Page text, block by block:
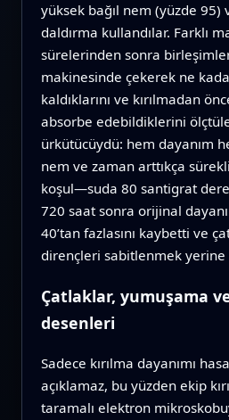
yüksek bağıl nem (yüzde 95)
daldırma kullandılar. Farklı
sürelerinden sonra
makinesinde çekerek ne
kaldıklarını ve kırılmadan
absorbe edebildiklerini
ürkütücüydü: hem dayanım
nem ve zaman arttıkça
koşul—suda 80 santigrat
720 saat sonra orijinal
40’tan fazlasını kaybetti ve
dirençleri sabitlenmek yerine
Çatlaklar, yumuşama
desenleri
Sadece kırılma dayanımı
açıklamaz, bu yüzden ekip
taramalı elektron